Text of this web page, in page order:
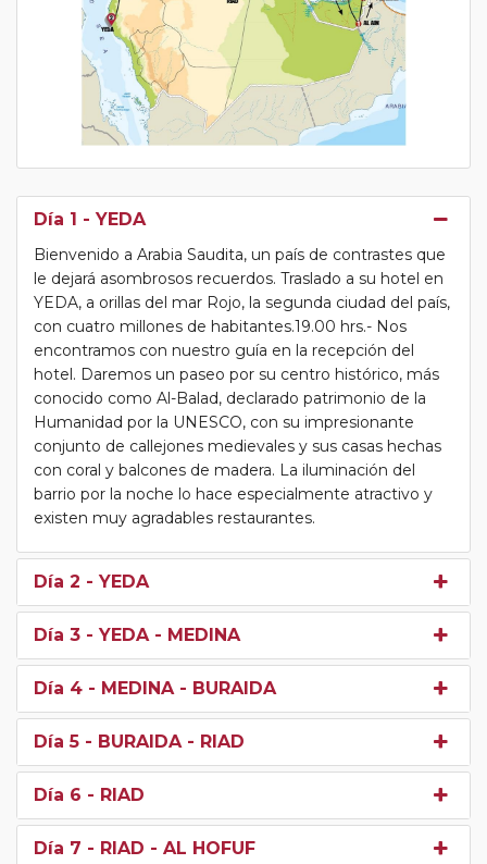
Día 1 - YEDA
Bienvenido a Arabia Saudita, un país de contrastes que
le dejará asombrosos recuerdos. Traslado a su hotel en
YEDA, a orillas del mar Rojo, la segunda ciudad del país,
con cuatro millones de habitantes.19.00 hrs.- Nos
encontramos con nuestro guía en la recepción del
hotel. Daremos un paseo por su centro histórico, más
conocido como Al-Balad, declarado patrimonio de la
Humanidad por la UNESCO, con su impresionante
conjunto de callejones medievales y sus casas hechas
con coral y balcones de madera. La iluminación del
barrio por la noche lo hace especialmente atractivo y
existen muy agradables restaurantes.
Día 2 - YEDA
Día 3 - YEDA - MEDINA
Día 4 - MEDINA - BURAIDA
Día 5 - BURAIDA - RIAD
Día 6 - RIAD
Día 7 - RIAD - AL HOFUF